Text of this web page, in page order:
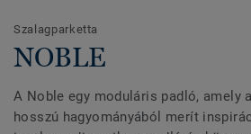
Szalagparketta
NOBLE
A Noble egy moduláris padló, amely
hosszú hagyományából merít